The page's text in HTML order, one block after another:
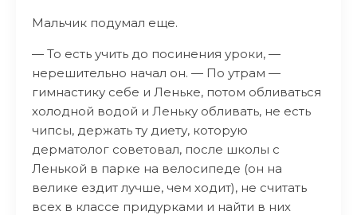
Мальчик подумал еще.
— То есть учить до посинения уроки, —
нерешительно начал он. — По утрам —
гимнастику себе и Леньке, потом обливаться
холодной водой и Леньку обливать, не есть
чипсы, держать ту диету, которую
дерматолог советовал, после школы с
Ленькой в парке на велосипеде (он на
велике ездит лучше, чем ходит), не считать
всех в классе придурками и найти в них